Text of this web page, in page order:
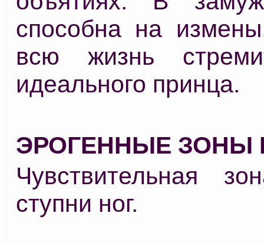
способна на
всю жизнь
идеального принца.
ЭРОГЕННЫЕ ЗОНЫ
Чувствительная
ступни ног.